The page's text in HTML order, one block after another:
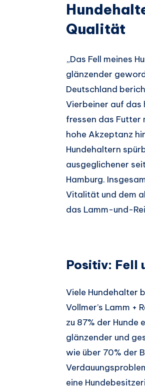
Qualität
„Das Fell meines
glänzender
Deutschland
Vierbeiner auf das
fressen das Futter
hohe Akzeptanz
Hundehaltern
ausgeglichener
Hamburg.
Vitalität und dem
das Lamm-und-
Positiv: Fell
Viele Hundehalter
Vollmer’s Lamm +
zu 87% der Hunde
glänzender und
wie über 70% der
eine